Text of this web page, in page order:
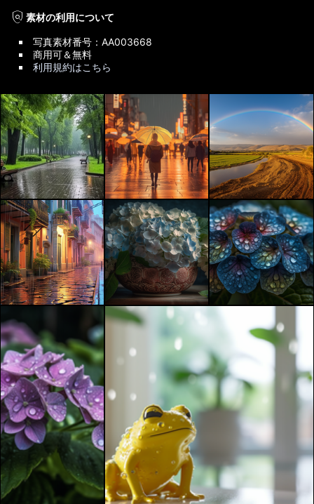
policy素材の利用について
写真素材番号：AA003668
商用可＆無料
利用規約はこちら